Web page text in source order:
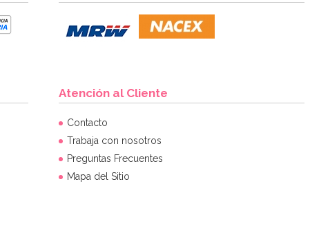
Atención al Cliente
Contacto
Trabaja con nosotros
Preguntas Frecuentes
Mapa del Sitio